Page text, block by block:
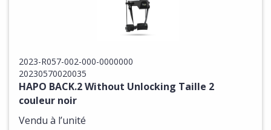
2023-R057-002-000-0000000
20230570020035
HAPO BACK.2 Without Unlocking Taille 2
couleur noir
Vendu à l’unité